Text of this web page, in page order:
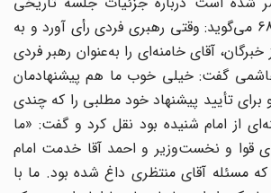
خبرگان در 14 خرداد 68 می‌گوید: وقتی رهبری فردی رأی آورد و به
آقای خامنه‌‌ای را به‌عنوان رهبر فردی
گفت: خیلی خوب ما هم پیشنهادمان
تأیید پیشنهاد خود مطلبی را که چندی
از امام شنیده بود نقل کرد و گفت: «ما
قوا و نخست‌وزیر و احمد آقا خدمت امام
مسئله‌ آقای منتظری داغ شده‌ بود. ما با